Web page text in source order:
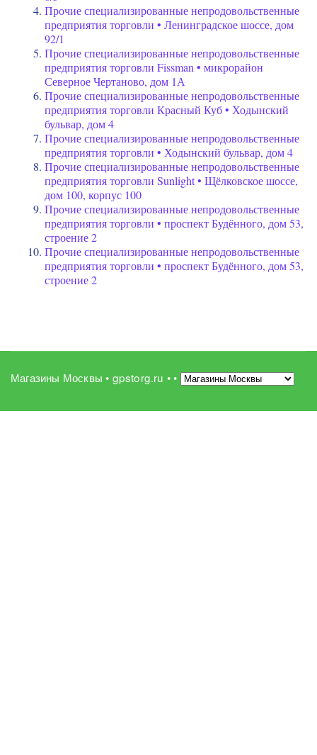
Прочие специализированные непродовольственные
предприятия торговли • Ленинградское шоссе, дом
92/1
Прочие специализированные непродовольственные
предприятия торговли Fissman • микрорайон
Северное Чертаново, дом 1А
Прочие специализированные непродовольственные
предприятия торговли Красный Куб • Ходынский
бульвар, дом 4
Прочие специализированные непродовольственные
предприятия торговли • Ходынский бульвар, дом 4
Прочие специализированные непродовольственные
предприятия торговли Sunlight • Щёлковское шоссе,
дом 100, корпус 100
Прочие специализированные непродовольственные
предприятия торговли • проспект Будённого, дом 53,
строение 2
Прочие специализированные непродовольственные
предприятия торговли • проспект Будённого, дом 53,
строение 2
Магазины Москвы • gpstorg.ru ••